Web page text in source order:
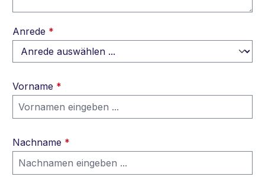
Anrede *
Vorname *
Nachname *